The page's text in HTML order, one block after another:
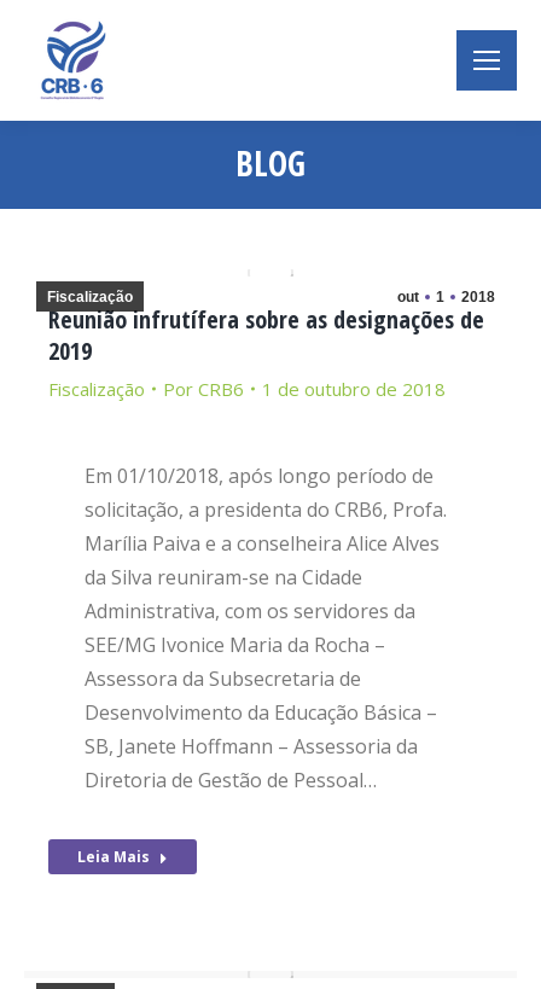
BLOG
Você está aqui:
out 1 2018
Fiscalização
Reunião infrutífera sobre as designações de
2019
Fiscalização Por CRB6 1 de outubro de 2018
Em 01/10/2018, após longo período de
solicitação, a presidenta do CRB6, Profa.
Marília Paiva e a conselheira Alice Alves
da Silva reuniram-se na Cidade
Administrativa, com os servidores da
SEE/MG Ivonice Maria da Rocha –
Assessora da Subsecretaria de
Desenvolvimento da Educação Básica –
SB, Janete Hoffmann – Assessoria da
Diretoria de Gestão de Pessoal…
Leia Mais